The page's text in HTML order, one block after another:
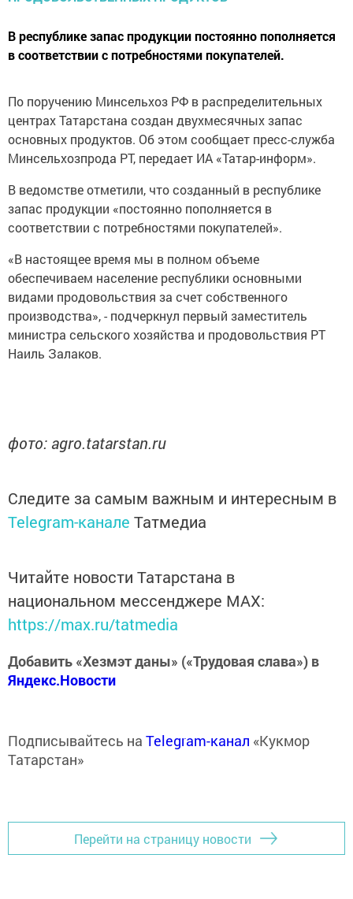
В республике запас продукции постоянно пополняется
в соответствии с потребностями покупателей.
По поручению Минсельхоз РФ в распределительных
центрах Татарстана создан двухмесячных запас
основных продуктов. Об этом сообщает пресс-служба
Минсельхозпрода РТ, передает ИА «Татар-информ».
В ведомстве отметили, что созданный в республике
запас продукции «постоянно пополняется в
соответствии с потребностями покупателей».
«В настоящее время мы в полном объеме
обеспечиваем население республики основными
видами продовольствия за счет собственного
производства», - подчеркнул первый заместитель
министра сельского хозяйства и продовольствия РТ
Наиль Залаков.
фото: agro.tatarstan.ru
Следите за самым важным и интересным в
Telegram-канале Татмедиа
Читайте новости Татарстана в
национальном мессенджере MАХ:
https://max.ru/tatmedia
Добавить «Хезмэт даны» («Трудовая слава») в
Яндекс.Новости
Подписывайтесь на Telegram-канал «Кукмор
Татарстан»
Перейти на страницу новости